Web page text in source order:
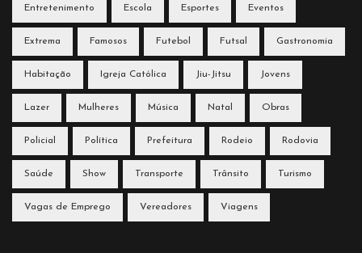
Entretenimento Escola Esportes Eventos
Extrema Famosos Futebol Futsal Gastronomia
Habitação Igreja Católica Jiu-Jitsu Jovens
Lazer Mulheres Música Natal Obras
Policial Política Prefeitura Rodeio Rodovia
Saúde Show Transporte Trânsito Turismo
Vagas de Emprego Vereadores Viagens